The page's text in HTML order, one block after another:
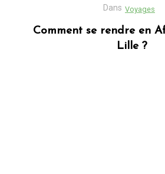
Dans Business
Découvrez Donafesta : La
vos cadeaux